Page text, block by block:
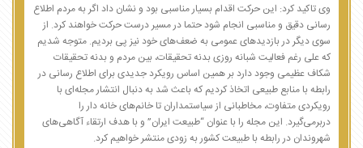
وی تاکید کرد: این حرکت اقدام بسیار مناسبی بود و نشان داد اگر به مردم اطلاع
رسانی دقیق و مناسبی انجام شود حتما در مسیر درست حرکت خواهند کرد. از
سوی دیگر در بازدیدهای عمومی به ضعف‌های خود نیز پی بردیم. متوجه شدیم
که علی رغم فعالیت شبانه روزی بدنه تحقیقات، بین مردم و بدنه تحقیقات
شکاف عظیمی وجود دارد بر همین اساس رویکرد جدیدی برای اطلاع رسانی در
رابطه با منابع طبیعی اتخاذ کردیم که باعث شد به دنبال انتشار مجله‌ای با
رویکردی متفاوت، مخاطبانی از سیاستمداران تا خانم‌های خانه دار را
دربرمی‌گیرد. این مجله را با عنوان “طبیعت ایران” و با هدف ارتقاء آگاهی‌های
شهروندان در رابطه با طبیعت کشور به زودی منتشر خواهیم کرد.